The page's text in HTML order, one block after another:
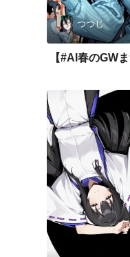
つつじ